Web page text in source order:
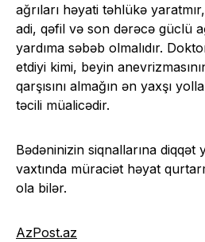
ağrıları həyati təhlükə
adi, qəfil və son dərəcə güclü
yardıma səbəb olmalıdır.
etdiyi kimi, beyin
qarşısını almağın ən yaxşı
təcili müalicədir.
Bədəninizin siqnallarına diqqət
vaxtında müraciət həyat
ola bilər.
AzPost.az